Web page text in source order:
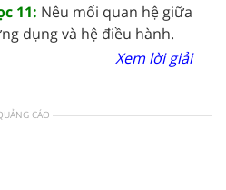
11: Nêu mối quan hệ giữa
dụng và hệ điều hành.
Xem lời giải
CÁO